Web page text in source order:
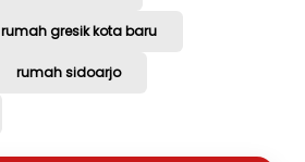
rumah gresik kota baru
rumah sidoarjo